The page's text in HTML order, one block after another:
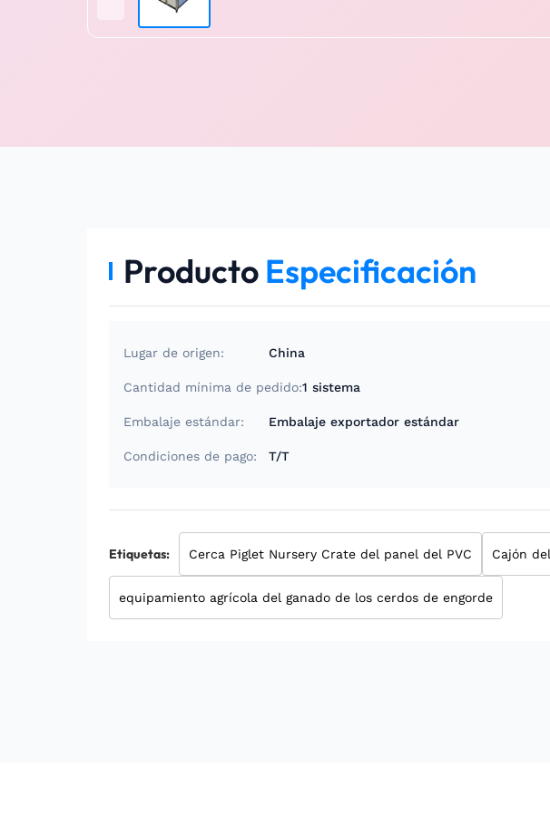
Producto Especificación
Lugar de origen: China
Cantidad mínima de pedido:1 sistema
Embalaje estándar: Embalaje exportador estándar
Condiciones de pago: T/T
Etiquetas: Cerca Piglet Nursery Crate del panel del PVC Cajón
equipamiento agrícola del ganado de los cerdos de engorde